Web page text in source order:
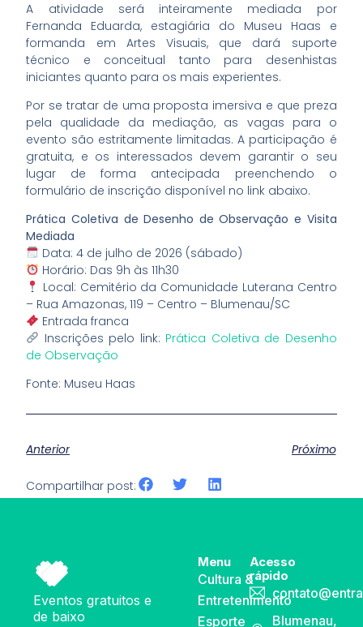
A atividade será inteiramente mediada por
Fernanda Eduarda, estagiária do Museu Haas e
formanda em Artes Visuais, que dará suporte
técnico e conceitual tanto para desenhistas
iniciantes quanto para os mais experientes.
Por se tratar de uma proposta imersiva e que preza
pela qualidade da mediação, as vagas para o
evento são estritamente limitadas. A participação é
gratuita, e os interessados devem garantir o seu
lugar de forma antecipada preenchendo o
formulário de inscrição disponível no link abaixo.
Prática Coletiva de Desenho de Observação e Visita
Mediada
Data: 4 de julho de 2026 (sábado)
Horário: Das 9h às 11h30
Local: Cemitério da Comunidade Luterana Centro
– Rua Amazonas, 119 – Centro – Blumenau/SC
Entrada franca
Inscrições pelo link: Prática Coletiva de Desenho
de Observação
Fonte: Museu Haas
Anterior Próximo
Compartilhar post:
Eventos gratuitos e
de baixo
Menu
Cultura &
Entretenimento
Esporte
Acesso
rápido
Blumenau,